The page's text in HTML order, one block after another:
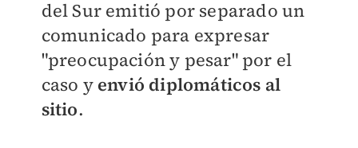
del Sur emitió por separado un
comunicado para expresar
"preocupación y pesar" por el
caso y envió diplomáticos al
sitio.